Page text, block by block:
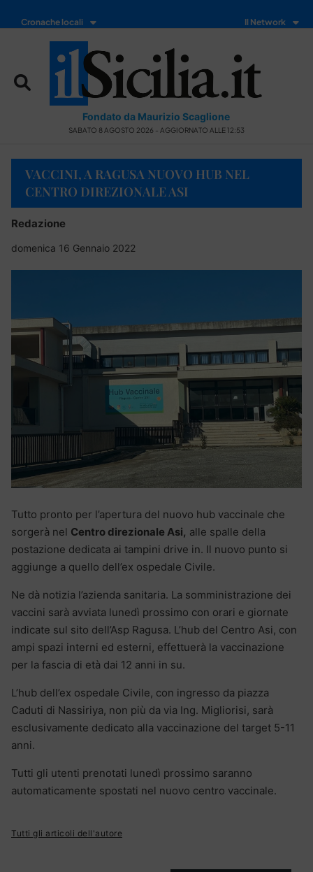
Cronache locali Il Network
Fondato da Maurizio Scaglione
SABATO 8 AGOSTO 2026 - AGGIORNATO ALLE 12:53
VACCINI, A RAGUSA NUOVO HUB NEL
CENTRO DIREZIONALE ASI
Redazione
domenica 16 Gennaio 2022
Tutto pronto per l’apertura del nuovo hub vaccinale che
sorgerà nel Centro direzionale Asi, alle spalle della
postazione dedicata ai tampini drive in. Il nuovo punto si
aggiunge a quello dell’ex ospedale Civile.
Ne dà notizia l’azienda sanitaria. La somministrazione dei
vaccini sarà avviata lunedì prossimo con orari e giornate
indicate sul sito dell’Asp Ragusa. L’hub del Centro Asi, con
ampi spazi interni ed esterni, effettuerà la vaccinazione
per la fascia di età dai 12 anni in su.
L’hub dell’ex ospedale Civile, con ingresso da piazza
Caduti di Nassiriya, non più da via Ing. Migliorisi, sarà
esclusivamente dedicato alla vaccinazione del target 5-11
anni.
Tutti gli utenti prenotati lunedì prossimo saranno
automaticamente spostati nel nuovo centro vaccinale.
Tutti gli articoli dell'autore